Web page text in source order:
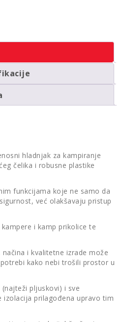
hladnjak za kampiranje
čelika i robusne plastike
funkcijama koje ne samo da
već olakšavaju pristup
i kamp prikolice te
i kvalitetne izrade može
kako nebi trošili prostor u
pljuskovi) i sve
izolacija prilagođena upravo tim